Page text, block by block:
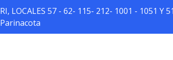
LOCALES 57 - 62- 115- 212- 1001 - 1051 Y